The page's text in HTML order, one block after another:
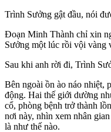
Trình Sưởng gật đầu, nói
Đoạn Minh Thành chỉ xin
Sưởng một lúc rồi vội vàng
Sau khi anh rời đi, Trình
Bên ngoài ồn ào náo nhiệt,
động. Hai thế giới dường
cổ, phòng bệnh trở thành
nơi này, nhìn xem nhân
là như thế nào.